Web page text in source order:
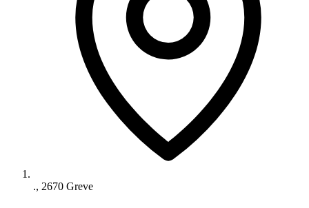
., 2670 Greve